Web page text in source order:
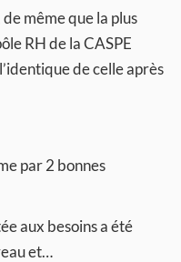
même que la plus
RH de la CASPE
de celle après
par 2 bonnes
aux besoins a été
et…